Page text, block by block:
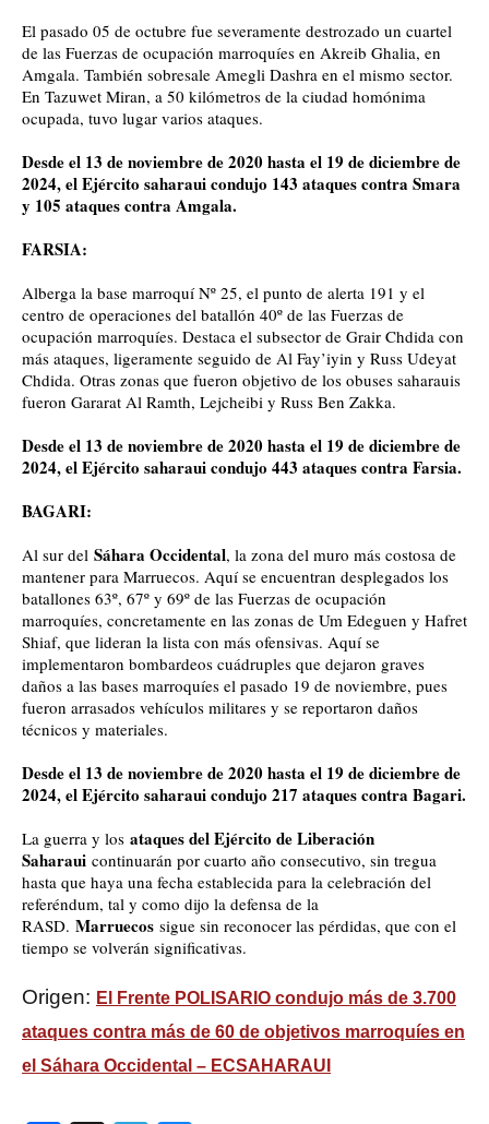
El pasado 05 de octubre fue severamente destrozado un cuartel
de las Fuerzas de ocupación marroquíes en Akreib Ghalia, en
Amgala. También sobresale Amegli Dashra en el mismo sector.
En Tazuwet Miran, a 50 kilómetros de la ciudad homónima
ocupada, tuvo lugar varios ataques.
Desde el 13 de noviembre de 2020 hasta el 19 de diciembre de
2024, el Ejército saharaui condujo 143 ataques contra Smara
y 105 ataques contra Amgala.
FARSIA:
Alberga la base marroquí Nº 25, el punto de alerta 191 y el
centro de operaciones del batallón 40º de las Fuerzas de
ocupación marroquíes. Destaca el subsector de Grair Chdida con
más ataques, ligeramente seguido de Al Fay’iyin y Russ Udeyat
Chdida. Otras zonas que fueron objetivo de los obuses saharauis
fueron Gararat Al Ramth, Lejcheibi y Russ Ben Zakka.
Desde el 13 de noviembre de 2020 hasta el 19 de diciembre de
2024, el Ejército saharaui condujo 443 ataques contra Farsia.
BAGARI:
Al sur del Sáhara Occidental, la zona del muro más costosa de
mantener para Marruecos. Aquí se encuentran desplegados los
batallones 63º, 67º y 69º de las Fuerzas de ocupación
marroquíes, concretamente en las zonas de Um Edeguen y Hafret
Shiaf, que lideran la lista con más ofensivas. Aquí se
implementaron bombardeos cuádruples que dejaron graves
daños a las bases marroquíes el pasado 19 de noviembre, pues
fueron arrasados vehículos militares y se reportaron daños
técnicos y materiales.
Desde el 13 de noviembre de 2020 hasta el 19 de diciembre de
2024, el Ejército saharaui condujo 217 ataques contra Bagari.
La guerra y los ataques del Ejército de Liberación
Saharaui continuarán por cuarto año consecutivo, sin tregua
hasta que haya una fecha establecida para la celebración del
referéndum, tal y como dijo la defensa de la
RASD. Marruecos sigue sin reconocer las pérdidas, que con el
tiempo se volverán significativas.
Origen: El Frente POLISARIO condujo más de 3.700
ataques contra más de 60 de objetivos marroquíes en
el Sáhara Occidental – ECSAHARAUI